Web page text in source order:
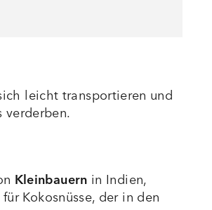
leicht transportieren und
Kleinbauern in Indien,
für Kokosnüsse, der in den